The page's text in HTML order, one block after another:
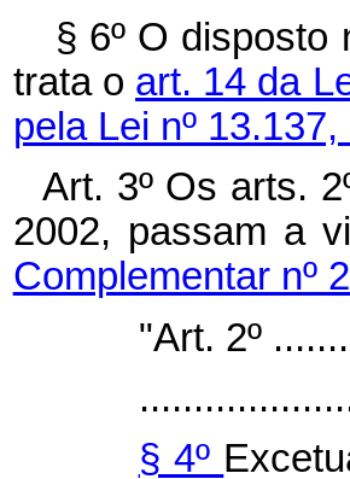
§ 6º O disposto
trata o art. 14 da
pela Lei nº
Art. 3º Os arts.
2002, passam
Complementar nº
"Art. 2º
§ 4º